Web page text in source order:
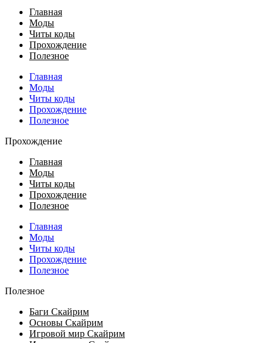
Главная
Моды
Читы коды
Прохождение
Полезное
Главная
Моды
Читы коды
Прохождение
Полезное
Прохождение
Главная
Моды
Читы коды
Прохождение
Полезное
Главная
Моды
Читы коды
Прохождение
Полезное
Полезное
Баги Скайрим
Основы Скайрим
Игровой мир Скайрим